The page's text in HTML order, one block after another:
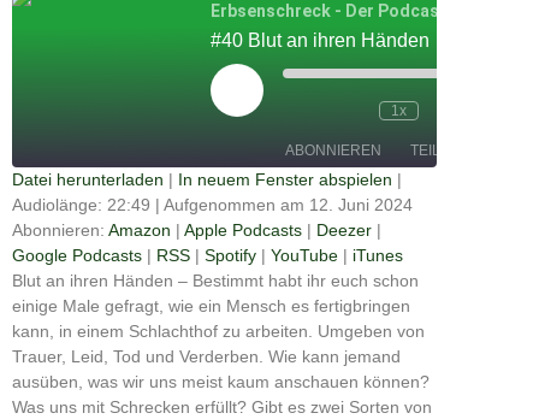
Erbsenschreck - Der Podcast
#40 Blut an ihren Händen
Play
Episode
1x
ABONNIEREN
TEILEN
Amazon
Apple
Podcasts
Google
Podcasts
RSS Spotify
RSS FEED
TEILEN
LINK
EMBED
Datei herunterladen | In neuem Fenster abspielen |
Audiolänge: 22:49 | Aufgenommen am 12. Juni 2024
Abonnieren: Amazon | Apple Podcasts | Deezer |
Google Podcasts | RSS | Spotify | YouTube | iTunes
Blut an ihren Händen – Bestimmt habt ihr euch schon
einige Male gefragt, wie ein Mensch es fertigbringen
kann, in einem Schlachthof zu arbeiten. Umgeben von
Trauer, Leid, Tod und Verderben. Wie kann jemand
ausüben, was wir uns meist kaum anschauen können?
Was uns mit Schrecken erfüllt? Gibt es zwei Sorten von